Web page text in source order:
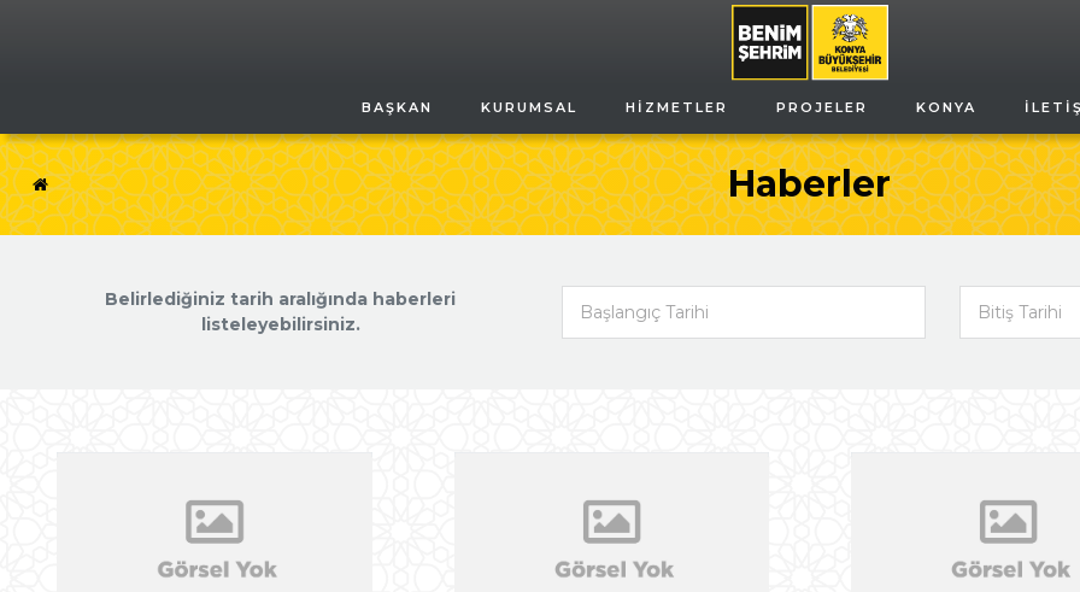
BAŞKAN KURUMSAL HIZMETLER PROJELER KONYA
Haberler
Belirlediğiniz tarih aralığında haberleri
listeleyebilirsiniz.